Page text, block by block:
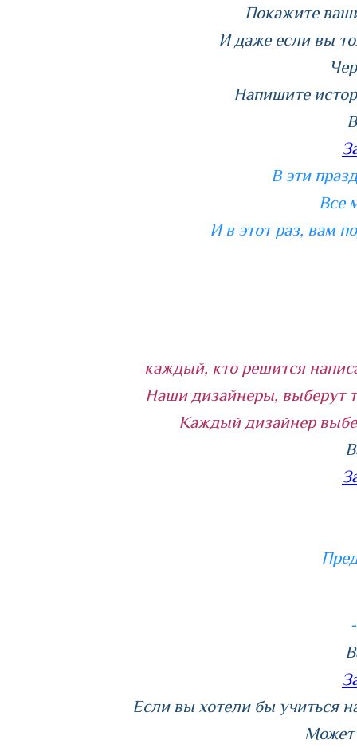
Покажите
И даже если вы
Напишите
В эти
Все
И в этот раз, вам
каждый, кто решится
Наши дизайнеры, выберут
Каждый дизайнер
Если вы хотели бы учиться
Может